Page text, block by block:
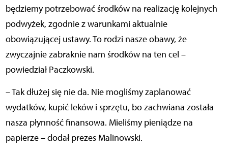
będziemy potrzebować środków na realizację kolejnych
podwyżek, zgodnie z warunkami aktualnie
obowiązującej ustawy. To rodzi nasze obawy, że
zwyczajnie zabraknie nam środków na ten cel –
powiedział Paczkowski.
– Tak dłużej się nie da. Nie mogliśmy zaplanować
wydatków, kupić leków i sprzętu, bo zachwiana została
nasza płynność finansowa. Mieliśmy pieniądze na
papierze – dodał prezes Malinowski.